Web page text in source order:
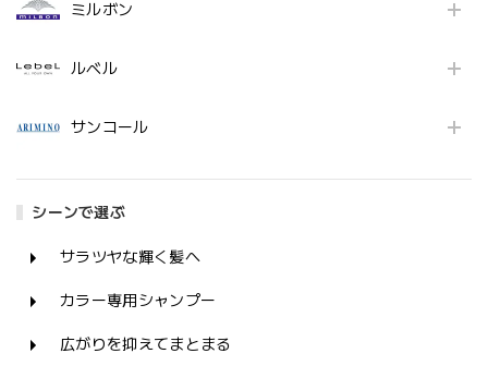
ミルボン
ルベル
サンコール
シーンで選ぶ
サラツヤな輝く髪へ
カラー専用シャンプー
広がりを抑えてまとまる